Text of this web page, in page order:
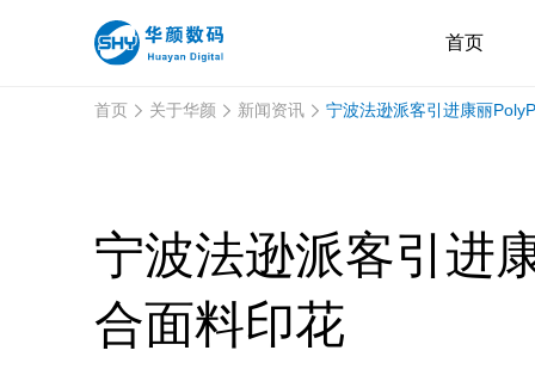
首页
首页 关于华颜 新闻资讯 宁波法逊派客引进康丽
宁波法逊派客引进
合面料印花